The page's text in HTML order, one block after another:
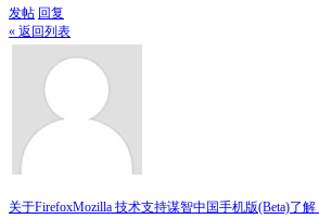
发帖 回复
« 返回列表
关于FirefoxMozilla 技术支持谋智中国手机版(Beta)了解